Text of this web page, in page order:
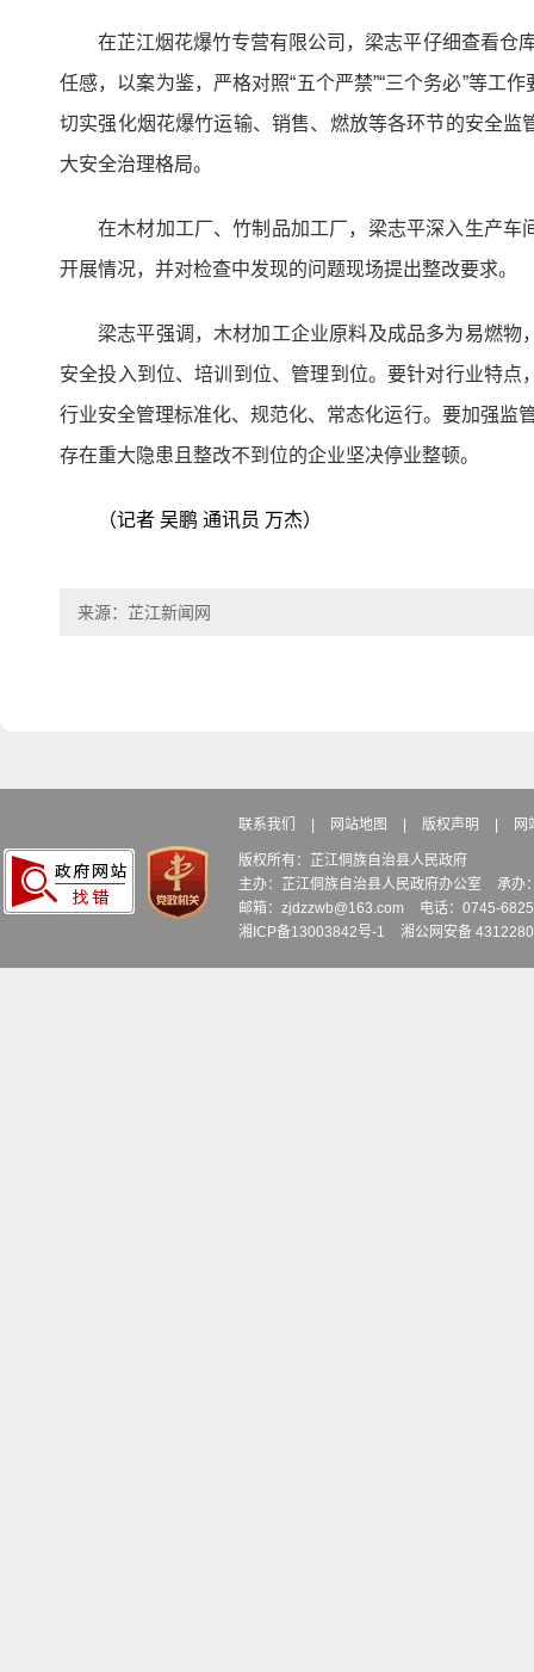
在芷江烟花爆竹专营有限公司，梁志平仔细查看仓
任感，以案为鉴，严格对照“五个严禁”“三个务必”等工
切实强化烟花爆竹运输、销售、燃放等各环节的安全
大安全治理格局。
在木材加工厂、竹制品加工厂，梁志平深入生产
开展情况，并对检查中发现的问题现场提出整改要求。
梁志平强调，木材加工企业原料及成品多为易燃
安全投入到位、培训到位、管理到位。要针对行业特
行业安全管理标准化、规范化、常态化运行。要加强监
存在重大隐患且整改不到位的企业坚决停业整顿。
（记者 吴鹏 通讯员 万杰）
来源：芷江新闻网
联系我们 | 网站地图 | 版权声明 | 网
版权所有：芷江侗族自治县人民政府
主办：芷江侗族自治县人民政府办公室
承办
邮箱：zjdzzwb@163.com
电话：0745-
湘ICP备13003842号-1
湘公网安备